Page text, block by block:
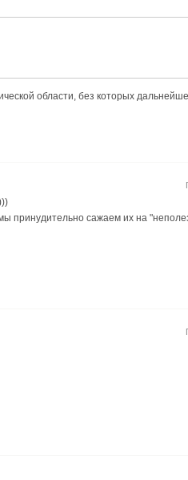
области, без которых
принудительно сажаем их на